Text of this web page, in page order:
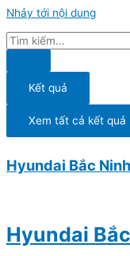
Nhảy tới nội dung
Kết quả
Xem tất cả kết quả
Hyundai Bắc Ninh
Hyundai